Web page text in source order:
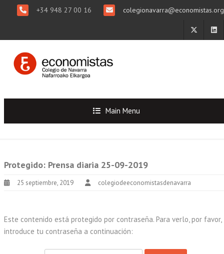
+34 948 27 00 16 colegionavarra@economistas.org
Main Menu
Protegido: Prensa diaria 25-09-2019
25 septiembre, 2019 colegiodeeconomistasdenavarra
Este contenido está protegido por contraseña. Para verlo, por favor,
introduce tu contraseña a continuación: